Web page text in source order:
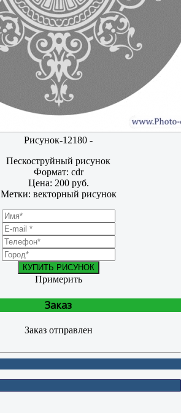
Рисунок-12180 -
Пескоструйный рисунок
Формат: cdr
Цена: 200 руб.
Метки: векторный рисунок
КУПИТЬ РИСУНОК
Примерить
Заказ
Заказ отправлен